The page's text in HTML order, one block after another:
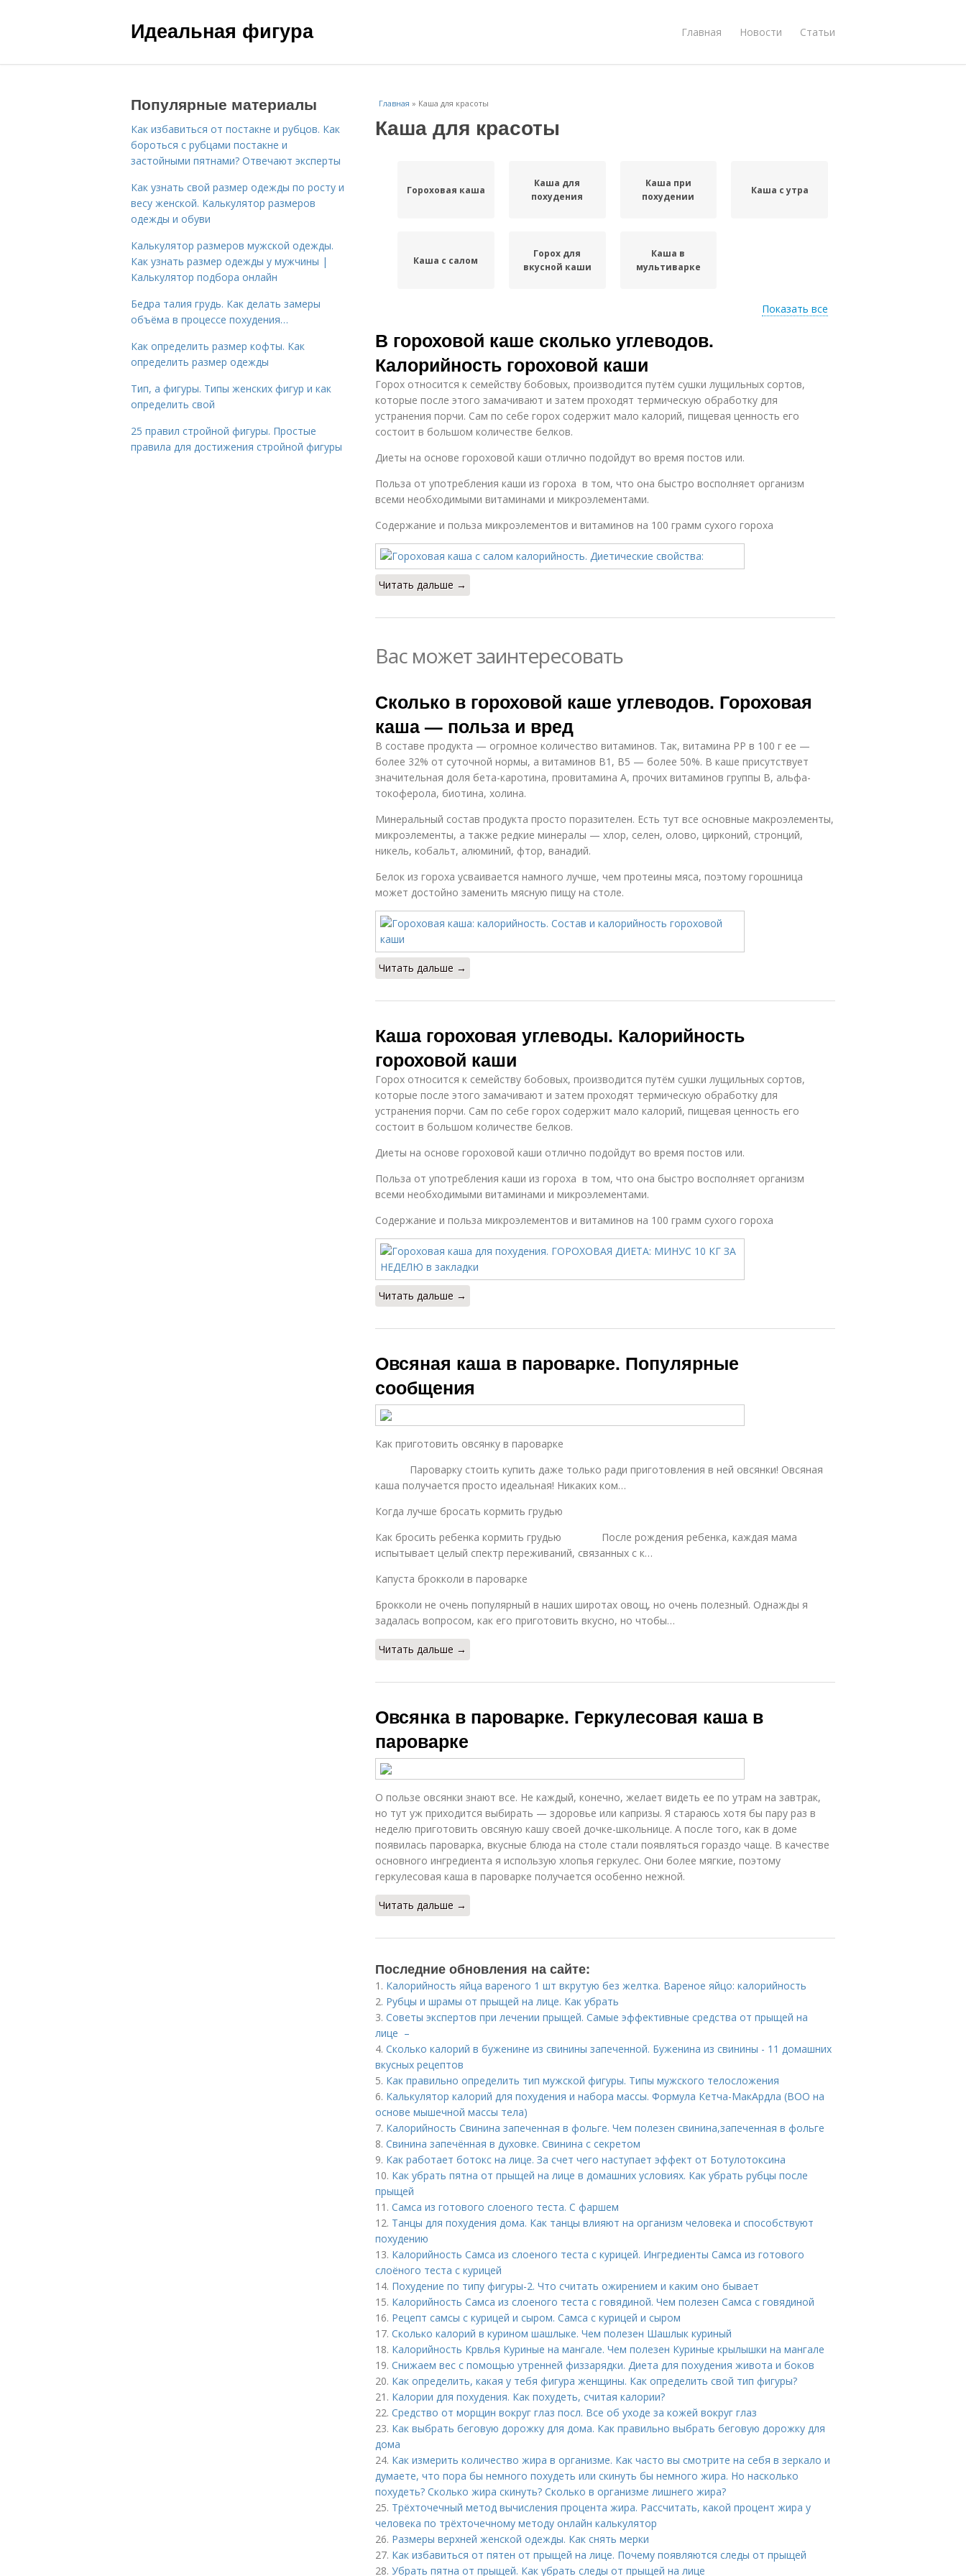
Идеальная фигура Главная Новости Статьи
Главная » Каша для красоты
Каша для красоты
Гороховая каша
Каша для
похудения
Каша при
похудении
Каша с утра
Каша с салом
Горох для
вкусной каши
Каша в
мультиварке
Показать все
В гороховой каше сколько углеводов.
Калорийность гороховой каши
Горох относится к семейству бобовых, производится путём сушки лущильных сортов,
которые после этого замачивают и затем проходят термическую обработку для
устранения порчи. Сам по себе горох содержит мало калорий, пищевая ценность его
состоит в большом количестве белков.
Диеты на основе гороховой каши отлично подойдут во время постов или.
Польза от употребления каши из гороха в том, что она быстро восполняет организм
всеми необходимыми витаминами и микроэлементами.
Содержание и польза микроэлементов и витаминов на 100 грамм сухого гороха
Читать дальше →
Вас может заинтересовать
Сколько в гороховой каше углеводов. Гороховая
каша — польза и вред
В составе продукта — огромное количество витаминов. Так, витамина РР в 100 г ее —
более 32% от суточной нормы, а витаминов В1, В5 — более 50%. В каше присутствует
значительная доля бета-каротина, провитамина А, прочих витаминов группы В, альфа-
токоферола, биотина, холина.
Минеральный состав продукта просто поразителен. Есть тут все основные макроэлементы,
микроэлементы, а также редкие минералы — хлор, селен, олово, цирконий, стронций,
никель, кобальт, алюминий, фтор, ванадий.
Белок из гороха усваивается намного лучше, чем протеины мяса, поэтому горошница
может достойно заменить мясную пищу на столе.
Читать дальше →
Каша гороховая углеводы. Калорийность
гороховой каши
Горох относится к семейству бобовых, производится путём сушки лущильных сортов,
которые после этого замачивают и затем проходят термическую обработку для
устранения порчи. Сам по себе горох содержит мало калорий, пищевая ценность его
состоит в большом количестве белков.
Диеты на основе гороховой каши отлично подойдут во время постов или.
Польза от употребления каши из гороха в том, что она быстро восполняет организм
всеми необходимыми витаминами и микроэлементами.
Содержание и польза микроэлементов и витаминов на 100 грамм сухого гороха
Читать дальше →
Овсяная каша в пароварке. Популярные
сообщения
Как приготовить овсянку в пароварке
Пароварку стоить купить даже только ради приготовления в ней овсянки! Овсяная
каша получается просто идеальная! Никаких ком…
Когда лучше бросать кормить грудью
Как бросить ребенка кормить грудью После рождения ребенка, каждая мама
испытывает целый спектр переживаний, связанных с к…
Капуста брокколи в пароварке
Брокколи не очень популярный в наших широтах овощ, но очень полезный. Однажды я
задалась вопросом, как его приготовить вкусно, но чтобы…
Читать дальше →
Овсянка в пароварке. Геркулесовая каша в
пароварке
О пользе овсянки знают все. Не каждый, конечно, желает видеть ее по утрам на завтрак,
но тут уж приходится выбирать — здоровье или капризы. Я стараюсь хотя бы пару раз в
неделю приготовить овсяную кашу своей дочке-школьнице. А после того, как в доме
появилась пароварка, вкусные блюда на столе стали появляться гораздо чаще. В качестве
основного ингредиента я использую хлопья геркулес. Они более мягкие, поэтому
геркулесовая каша в пароварке получается особенно нежной.
Читать дальше →
Последние обновления на сайте:
1. Калорийность яйца вареного 1 шт вкрутую без желтка. Вареное яйцо: калорийность
2. Рубцы и шрамы от прыщей на лице. Как убрать
3. Советы экспертов при лечении прыщей. Самые эффективные средства от прыщей на
лице –
4. Сколько калорий в буженине из свинины запеченной. Буженина из свинины - 11 домашних
вкусных рецептов
5. Как правильно определить тип мужской фигуры. Типы мужского телосложения
6. Калькулятор калорий для похудения и набора массы. Формула Кетча-МакАрдла (ВОО на
основе мышечной массы тела)
7. Калорийность Свинина запеченная в фольге. Чем полезен свинина,запеченная в фольге
8. Свинина запечённая в духовке. Свинина с секретом
9. Как работает ботокс на лице. За счет чего наступает эффект от Ботулотоксина
10. Как убрать пятна от прыщей на лице в домашних условиях. Как убрать рубцы после
прыщей
11. Самса из готового слоеного теста. С фаршем
12. Танцы для похудения дома. Как танцы влияют на организм человека и способствуют
похудению
13. Калорийность Самса из слоеного теста с курицей. Ингредиенты Самса из готового
слоёного теста с курицей
14. Похудение по типу фигуры-2. Что считать ожирением и каким оно бывает
15. Калорийность Самса из слоеного теста с говядиной. Чем полезен Самса с говядиной
16. Рецепт самсы с курицей и сыром. Самса с курицей и сыром
17. Сколько калорий в курином шашлыке. Чем полезен Шашлык куриный
18. Калорийность Крвлья Куриные на мангале. Чем полезен Куриные крылышки на мангале
19. Снижаем вес с помощью утренней физзарядки. Диета для похудения живота и боков
20. Как определить, какая у тебя фигура женщины. Как определить свой тип фигуры?
21. Калории для похудения. Как похудеть, считая калории?
22. Средство от морщин вокруг глаз посл. Все об уходе за кожей вокруг глаз
23. Как выбрать беговую дорожку для дома. Как правильно выбрать беговую дорожку для
дома
24. Как измерить количество жира в организме. Как часто вы смотрите на себя в зеркало и
думаете, что пора бы немного похудеть или скинуть бы немного жира. Но насколько
похудеть? Сколько жира скинуть? Сколько в организме лишнего жира?
25. Трёхточечный метод вычисления процента жира. Рассчитать, какой процент жира у
человека по трёхточечному методу онлайн калькулятор
26. Размеры верхней женской одежды. Как снять мерки
27. Как избавиться от пятен от прыщей на лице. Почему появляются следы от прыщей
28. Убрать пятна от прыщей. Как убрать следы от прыщей на лице
Популярные материалы
Как избавиться от постакне и рубцов. Как
бороться с рубцами постакне и
застойными пятнами? Отвечают эксперты
Как узнать свой размер одежды по росту и
весу женской. Калькулятор размеров
одежды и обуви
Калькулятор размеров мужской одежды.
Как узнать размер одежды у мужчины |
Калькулятор подбора онлайн
Бедра талия грудь. Как делать замеры
объёма в процессе похудения…
Как определить размер кофты. Как
определить размер одежды
Тип, а фигуры. Типы женских фигур и как
определить свой
25 правил стройной фигуры. Простые
правила для достижения стройной фигуры